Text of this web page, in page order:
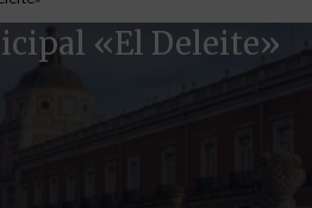
«El Deleite»